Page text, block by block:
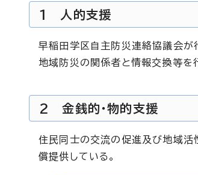
1 人的支援
早稲田学区自主防災連絡協議会が
地域防災の関係者と情報交換等を
2 金銭的・物的支援
住民同士の交流の促進及び地域活
償提供している。